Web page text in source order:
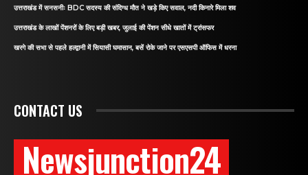
उत्तराखंड में सनसनीः BDC सदस्य की संदिग्ध मौत ने खड़े किए सवाल, नदी किनारे मिला शव
उत्तराखंड के लाखों पेंशनरों के लिए बड़ी खबर, जुलाई की पेंशन सीधे खातों में ट्रांसफर
खरगे की सभा से पहले हल्द्वानी में सियासी घमासान, बसें रोके जाने पर एसएसपी ऑफिस में धरना
CONTACT US
Newsjunction24